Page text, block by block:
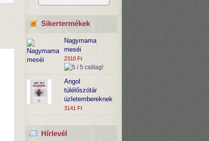
Sikertermékek
Nagymama
meséi
2310 Ft
Angol
túlélőszótár
üzletembereknek
3141 Ft
Hírlevél